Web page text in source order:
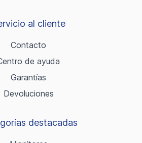
al cliente
Contacto
de ayuda
Garantías
Devoluciones
destacadas